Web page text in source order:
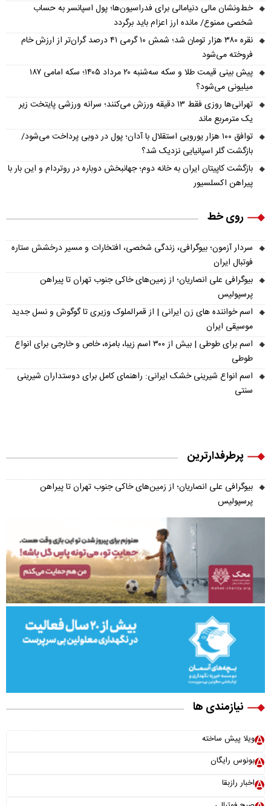
خط‌ونشان مالی دنیامالی برای فدراسیون‌ها؛ پول اسپانسر به حساب
شخصی ممنوع/ مانده ارز اعزام باید برگردد
نقره ۳۸۰ هزار تومان شد؛ شمش ۱۰ گرمی ۴۱ درصد گران‌تر از ارزش خام
فروخته می‌شود
پیش‌ بینی قیمت طلا و سکه سه‌شنبه ۲۰ مرداد ۱۴۰۵؛ سکه امامی ۱۸۷
میلیونی می‌شود؟
تهرانی‌ها روزی فقط ۱۳ دقیقه ورزش می‌کنند؛ سرانه ورزشی پایتخت زیر
یک مترمربع ماند
توافق ۱۰۰ هزار یورویی استقلال با آدان؛ پول در دوبی پرداخت می‌شود/
بازگشت گلر اسپانیایی نزدیک شد؟
بازگشت کاپیتان ایران به خانه دوم؛ جهانبخش دوباره در روتردام و این بار با
پیراهن اکسلسیور
روی خط
سردار آزمون؛ بیوگرافی، زندگی شخصی، افتخارات و مسیر درخشش ستاره
فوتبال ایران
بیوگرافی علی انصاریان؛ از زمین‌های خاکی جنوب تهران تا پیراهن
پرسپولیس
اسم خواننده های زن ایرانی | از قمرالملوک وزیری تا گوگوش و نسل جدید
موسیقی ایران
اسم برای طوطی | بیش از ۳۰۰ اسم زیبا، بامزه، خاص و خارجی برای انواع
طوطی
اسم انواع شیرینی خشک ایرانی: راهنمای کامل برای دوستداران شیرینی
سنتی
پرطرفدارترین
بیوگرافی علی انصاریان؛ از زمین‌های خاکی جنوب تهران تا پیراهن
پرسپولیس
نیازمندی ها
ویلا پیش ساخته
بونوس رایگان
اخبار رازبقا